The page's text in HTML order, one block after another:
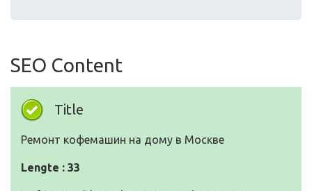
SEO Content
Title
Ремонт кофемашин на дому в Москве
Lengte : 33